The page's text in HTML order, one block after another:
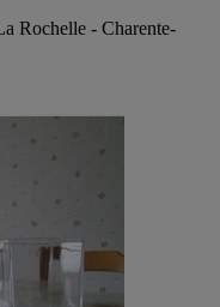
Rochelle - Charente-